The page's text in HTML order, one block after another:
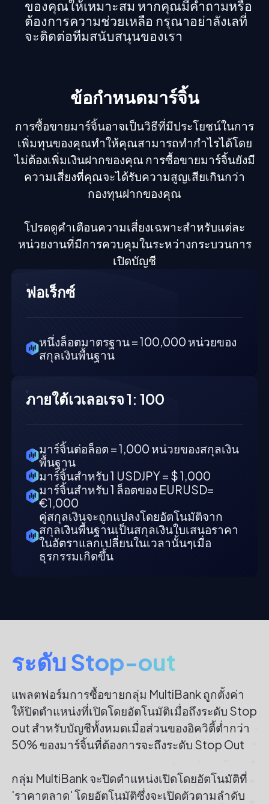
ของคุณให้เหมาะสม หากคุณมีคำถามหรือ
ต้องการความช่วยเหลือ กรุณาอย่าลังเลที่
จะติดต่อทีมสนับสนุนของเรา
ข้อกำหนดมาร์จิ้น
การซื้อขายมาร์จิ้นอาจเป็นวิธีที่มีประโยชน์ในการ
เพิ่มทุนของคุณทำให้คุณสามารถทำกำไรได้โดย
ไม่ต้องเพิ่มเงินฝากของคุณ การซื้อขายมาร์จิ้นยังมี
ความเสี่ยงที่คุณจะได้รับความสูญเสียเกินกว่า
กองทุนฝากของคุณ
โปรดดูคำเตือนความเสี่ยงเฉพาะสำหรับแต่ละ
หน่วยงานที่มีการควบคุมในระหว่างกระบวนการ
เปิดบัญชี
ฟอเร็กซ์
หนึ่งล็อตมาตรฐาน = 100,000 หน่วยของ
สกุลเงินพื้นฐาน
ภายใต้เวเลอเรจ 1: 100
มาร์จิ้นต่อล็อต = 1,000 หน่วยของสกุลเงิน
พื้นฐาน
มาร์จิ้นสำหรับ 1 USDJPY = $ 1,000
มาร์จิ้นสำหรับ 1 ล็อตของ EURUSD=
€1,000
คู่สกุลเงินจะถูกแปลงโดยอัตโนมัติจาก
สกุลเงินพื้นฐานเป็นสกุลเงินใบเสนอราคา
ในอัตราแลกเปลี่ยนในเวลานั้นๆเมื่อ
ธุรกรรมเกิดขึ้น
ระดับ Stop-out
แพลตฟอร์มการซื้อขายกลุ่ม MultiBank ถูกตั้งค่า
ให้ปิดตำแหน่งที่เปิดโดยอัตโนมัติเมื่อถึงระดับ Stop
out สำหรับบัญชีทั้งหมดเมื่อส่วนของอิควิตี้ต่ำกว่า
50% ของมาร์จิ้นที่ต้องการจะถึงระดับ Stop Out
กลุ่ม MultiBank จะปิดตำแหน่งเปิดโดยอัตโนมัติที่
'ราคาตลาด' โดยอัตโนมัติซึ่งจะเปิดตัวตามลำดับ